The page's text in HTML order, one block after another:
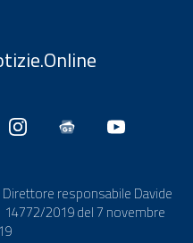
responsabile Davide
14772/2019 del 7 novembre